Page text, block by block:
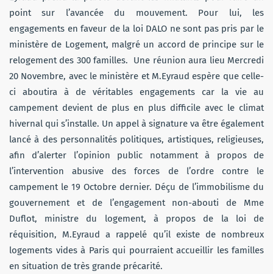
point sur l’avancée du mouvement. Pour lui, les
engagements en faveur de la loi DALO ne sont pas pris par le
ministère de Logement, malgré un accord de principe sur le
relogement des 300 familles. Une réunion aura lieu Mercredi
20 Novembre, avec le ministère et M.Eyraud espère que celle-
ci aboutira à de véritables engagements car la vie au
campement devient de plus en plus difficile avec le climat
hivernal qui s’installe. Un appel à signature va être également
lancé à des personnalités politiques, artistiques, religieuses,
afin d’alerter l’opinion public notamment à propos de
l’intervention abusive des forces de l’ordre contre le
campement le 19 Octobre dernier. Déçu de l’immobilisme du
gouvernement et de l’engagement non-abouti de Mme
Duflot, ministre du logement, à propos de la loi de
réquisition, M.Eyraud a rappelé qu’il existe de nombreux
logements vides à Paris qui pourraient accueillir les familles
en situation de très grande précarité.